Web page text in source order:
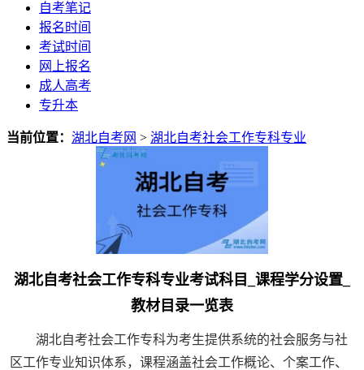
自考笔记
报名时间
考试时间
网上报名
成人高考
专升本
当前位置： 湖北自考网 > 湖北自考社会工作专科专业
湖北自考社会工作专科专业考试科目_课程学分设置_
教材目录一览表
湖北自考社会工作专科为考生提供系统的社会服务与社
区工作专业知识体系，课程涵盖社会工作概论、个案工作、